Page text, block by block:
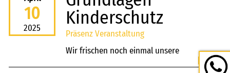
10
2025
Kinderschutz
Präsenz Veranstaltung
Wir frischen noch einmal unsere
[mehr]